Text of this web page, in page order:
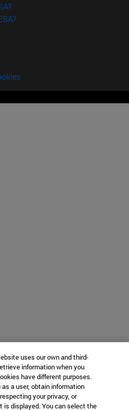
uses our own and third-
information when you
have different purposes.
a user, obtain information
your privacy, or
is displayed. You can select the